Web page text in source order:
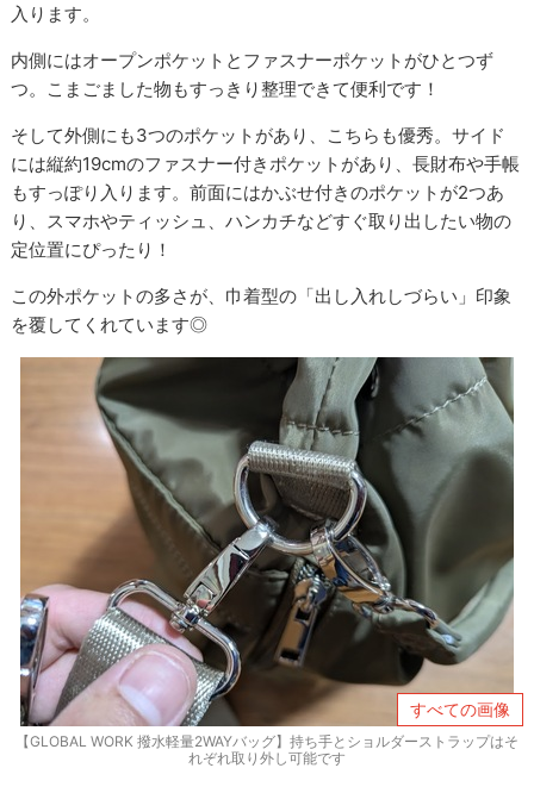
入ります。
内側にはオープンポケットとファスナーポケットがひとつず
つ。こまごました物もすっきり整理できて便利です！
そして外側にも3つのポケットがあり、こちらも優秀。サイド
には縦約19cmのファスナー付きポケットがあり、長財布や手帳
もすっぽり入ります。前面にはかぶせ付きのポケットが2つあ
り、スマホやティッシュ、ハンカチなどすぐ取り出したい物の
定位置にぴったり！
この外ポケットの多さが、巾着型の「出し入れしづらい」印象
を覆してくれています◎
すべての画像
【GLOBAL WORK 撥水軽量2WAYバッグ】持ち手とショルダーストラップはそ
れぞれ取り外し可能です